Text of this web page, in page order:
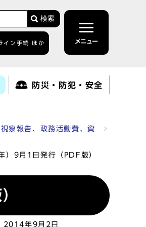
検索
イン手続 ほか メニュー
防災・防犯・安全
察報告、政務活動費、資
9月1日発行（PDF版）
2014年9月2日